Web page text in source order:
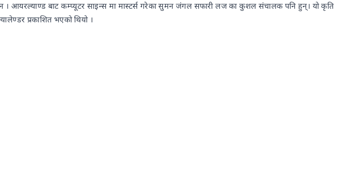
। आयरल्याण्ड बाट कम्प्यूटर साइन्स मा मास्टर्स गरेका सुमन जंगल सफारी लज का कुशल संचालक पनि हुन्। यो कृति
प्रकाशित भएको थियो ।